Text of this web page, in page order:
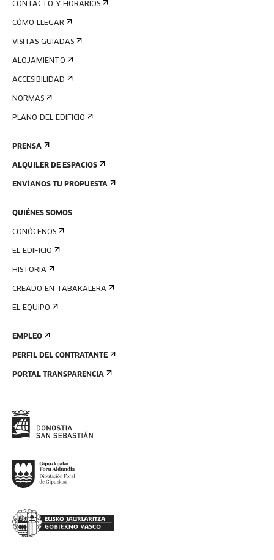
CONTACTO Y HORARIOS
CÓMO LLEGAR
VISITAS GUIADAS
ALOJAMIENTO
ACCESIBILIDAD
NORMAS
PLANO DEL EDIFICIO
PRENSA
ALQUILER DE ESPACIOS
ENVÍANOS TU PROPUESTA
QUIÉNES SOMOS
CONÓCENOS
EL EDIFICIO
HISTORIA
CREADO EN TABAKALERA
EL EQUIPO
EMPLEO
PERFIL DEL CONTRATANTE
PORTAL TRANSPARENCIA